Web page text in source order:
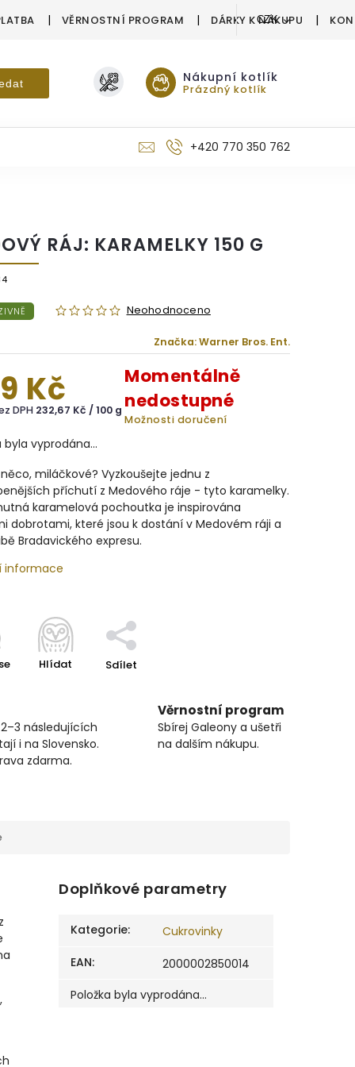
VĚRNOSTNÍ PROGRAM DÁRKY K NÁKUPU
CZK
Nákupní kotlík
Prázdný kotlík
+420 770 350 762
RÁJ: KARAMELKY 150 G
Neohodnoceno
Značka:Warner Bros. Ent.
Kč
DPH 232,67 Kč / 100 g
Momentálně
nedostupné
Možnosti doručení
byla vyprodána…
miláčkové? Vyzkoušejte jednu z
příchutí z Medového ráje - tyto karamelky.
karamelová pochoutka je inspirována
dobrotami, které jsou k dostání v Medovém ráji a
Bradavického expresu.
informace
Hlídat Sdílet
následujících
i na Slovensko.
zdarma.
Věrnostní program
Sbírej Galeony a ušetři
na dalším nákupu.
Doplňkové parametry
Kategorie:
Cukrovinky
EAN:
2000002850014
Položka byla vyprodána…